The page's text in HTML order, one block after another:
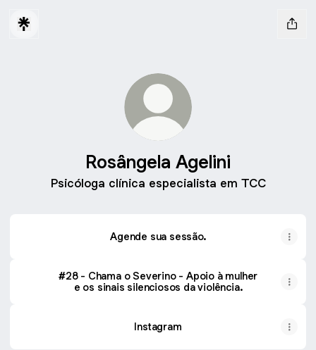
Rosângela Agelini
Psicóloga clínica especialista em TCC
Agende sua sessão.
#28 - Chama o Severino - Apoio à mulher
e os sinais silenciosos da violência.
Instagram